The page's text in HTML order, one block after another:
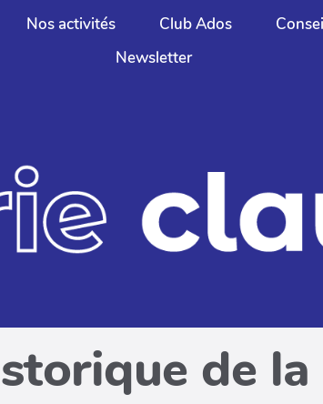
Nos activités Club Ados
Newsletter
de